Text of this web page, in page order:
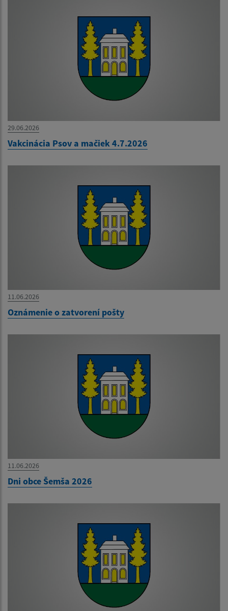
29.06.2026
Vakcinácia Psov a mačiek 4.7.2026
11.06.2026
Oznámenie o zatvorení pošty
11.06.2026
Dni obce Šemša 2026